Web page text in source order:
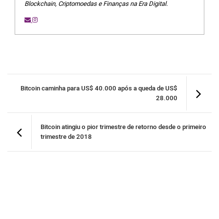
Blockchain, Criptomoedas e Finanças na Era Digital.
Bitcoin caminha para US$ 40.000 após a queda de US$
28.000
Bitcoin atingiu o pior trimestre de retorno desde o primeiro
trimestre de 2018